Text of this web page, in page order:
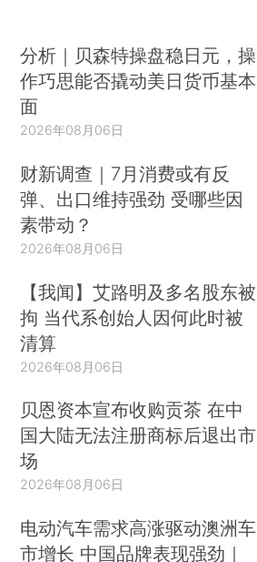
分析｜贝森特操盘稳日元，操
作巧思能否撬动美日货币基本
面
2026年08月06日
财新调查｜7月消费或有反
弹、出口维持强劲 受哪些因
素带动？
2026年08月06日
【我闻】艾路明及多名股东被
拘 当代系创始人因何此时被
清算
2026年08月06日
贝恩资本宣布收购贡茶 在中
国大陆无法注册商标后退出市
场
2026年08月06日
电动汽车需求高涨驱动澳洲车
市增长 中国品牌表现强劲｜